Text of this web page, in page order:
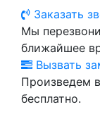
Заказать
Мы
ближайшее
Вызвать
Произведем
бесплатно.